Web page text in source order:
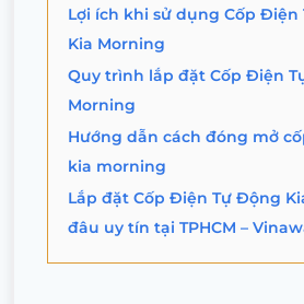
Lợi ích khi sử dụng Cốp Điện
Kia Morning
Quy trình lắp đặt Cốp Điện
Morning
Hướng dẫn cách đóng mở
kia morning
Lắp đặt Cốp Điện Tự Động
đâu uy tín tại TPHCM –